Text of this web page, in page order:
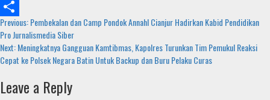
Email
Share
Continue
Reading
Previous:Pembekalan dan Camp Pondok Annahl Cianjur Hadirkan Kabid Pendidikan
Pro Jurnalismedia Siber
Next:Meningkatnya Gangguan Kamtibmas, Kapolres Turunkan Tim Pemukul Reaksi
Cepat ke Polsek Negara Batin Untuk Backup dan Buru Pelaku Curas
Leave a Reply